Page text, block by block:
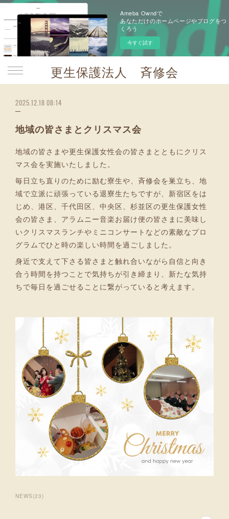
Ameba Owndで
あなただけのホームページやブログをつ
くろう
今すぐ試す
更生保護法人 斉修会
2025.12.18 08:14
地域の皆さまとクリスマス会
地域の皆さまや更生保護女性会の皆さまとともにクリス
マス会を実施いたしました。
毎日立ち直りのために励む寮生や、斉修会を巣立ち、地
域で立派に頑張っている退寮生たちですが、新宿区をは
じめ、港区、千代田区、中央区、杉並区の更生保護女性
会の皆さま、アラムニー音楽お届け便の皆さまに美味し
いクリスマスランチやミニコンサートなどの素敵なプロ
グラムでひと時の楽しい時間を過ごしました。
身近で支えて下さる皆さまと触れ合いながら自信と向き
合う時間を持つことで気持ちが引き締まり、新たな気持
ちで毎日を過ごせることに繋がっていると考えます。
NEWS (23)